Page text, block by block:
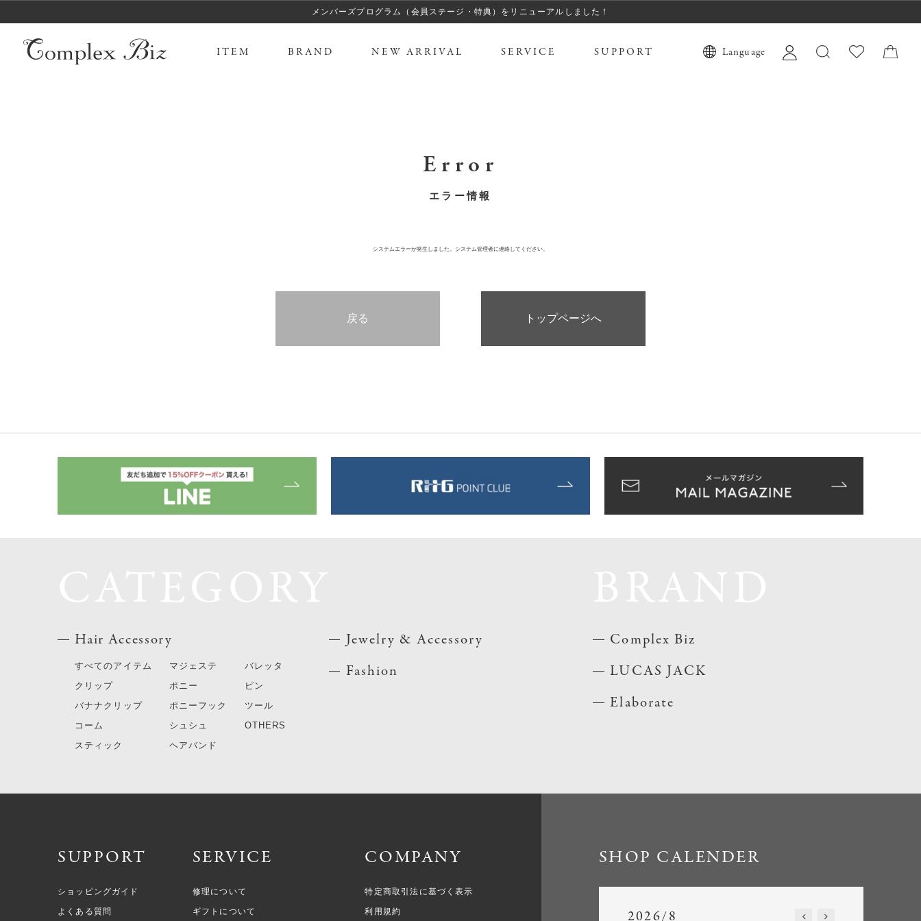
メンバーズプログラム（会員ステージ・特典）をリニューアルしました！
ITEM BRAND NEW ARRIVAL SERVICE SUPPORT Language
Error
エラー情報
システムエラーが発生しました。システム管理者に連絡してください。
戻る トップページへ
Hair Accessory
すべてのアイテム
クリップ
バナナクリップ
コーム
スティック
マジェステ
ポニー
ポニーフック
シュシュ
ヘアバンド
バレッタ
ピン
ツール
OTHERS
Jewelry & Accessory
Fashion
Complex Biz
LUCAS JACK
Elaborate
SUPPORT
ショッピングガイド
よくある質問
SERVICE
修理について
ギフトについて
COMPANY
特定商取引法に基づく表示
利用規約
SHOP CALENDER
2026/8